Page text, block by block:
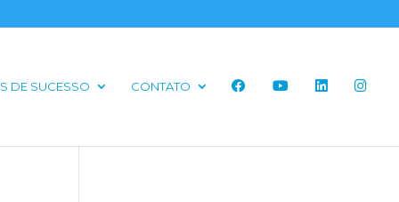
DE SUCESSO CONTATO